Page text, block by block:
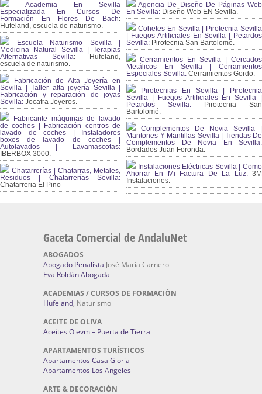
Academia En Sevilla
Especializada En Cursos De
Formación En Flores De Bach:
Hufeland, escuela de naturismo.
Escuela Naturismo Sevilla |
Medicina Natural Sevilla | Terapias
Alternativas Sevilla: Hufeland,
escuela de naturismo.
Fabricación de Alta Joyería en
Sevilla | Taller alta joyería Sevilla |
Fabricación y reparación de joyas
Sevilla: Jocafra Joyeros.
Fabricante máquinas de lavado
de coches | Fabricación centros de
lavado de coches | Instaladores
boxes de lavado de coches |
Autolavados | Lavamascotas:
IBERBOX 3000.
Chatarrerías | Chatarras, Metales,
Residuos | Chatarrerías Sevilla:
Chatarreria El Pino
Agencia De Diseño De Páginas Web
En Sevilla: Diseño Web EN Sevilla.
Cohetes En Sevilla | Pirotecnia Sevilla
| Fuegos Artificiales En Sevilla | Petardos
Sevilla: Pirotecnia San Bartolomé.
Cerramientos En Sevilla | Cercados
Metálicos En Sevilla | Cerramientos
Especiales Sevilla: Cerramientos Gordo.
Pirotecnias En Sevilla | Pirotecnia
Sevilla | Fuegos Artificiales En Sevilla |
Petardos Sevilla: Pirotecnia San
Bartolomé.
Complementos De Novia Sevilla |
Mantones Y Mantillas Sevilla | Tiendas De
Complementos De Novia En Sevilla:
Bordados Juan Foronda.
Instalaciones Eléctricas Sevilla | Como
Ahorrar En Mi Factura De La Luz:3M
Instalaciones.
Gaceta Comercial de AndaluNet
ABOGADOS
Abogado Penalista José María Carnero
Eva Roldán Abogada
ACADEMIAS / CURSOS DE FORMACIÓN
Hufeland, Naturismo
ACEITE DE OLIVA
Aceites Olevm – Puerta de Tierra
APARTAMENTOS TURÍSTICOS
Apartamentos Casa Gloria
Apartamentos Los Angeles
ARTE & DECORACIÓN